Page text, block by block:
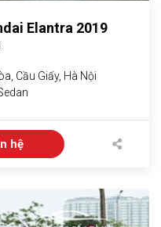
Elantra 2019
Cầu Giấy, Hà Nội
hệ